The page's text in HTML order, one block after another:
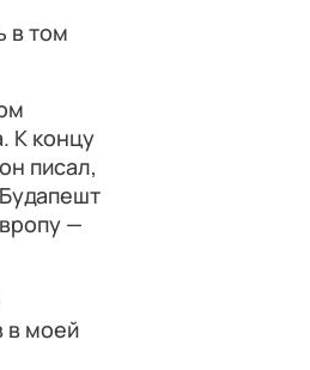
в том
К концу
писал,
—
в моей